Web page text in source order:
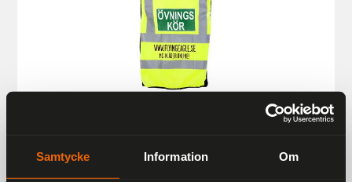
Samtycke Information Om
187 kr
249 kr